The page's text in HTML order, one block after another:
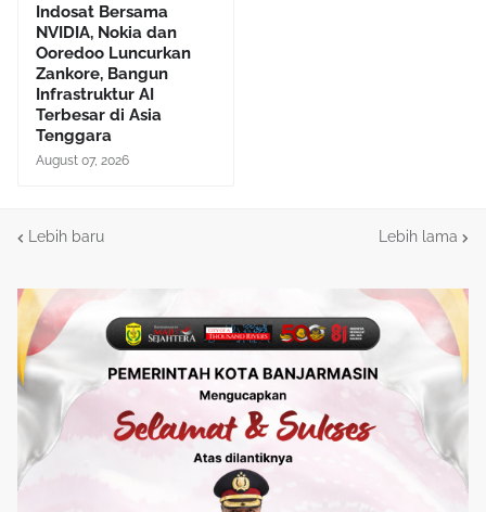
Indosat Bersama
NVIDIA, Nokia dan
Ooredoo Luncurkan
Zankore, Bangun
Infrastruktur AI
Terbesar di Asia
Tenggara
August 07, 2026
Lebih baru Lebih lama